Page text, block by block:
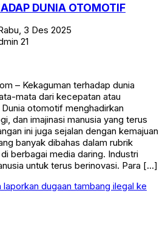
DUNIA OTOMOTIF
3 Des 2025
21
– Kekaguman terhadap dunia
mata dari kecepatan atau
otomotif menghadirkan
dan imajinasi manusia yang terus
ini juga sejalan dengan kemajuan
banyak dibahas dalam rubrik
berbagai media daring. Industri
untuk terus berinovasi. Para […]